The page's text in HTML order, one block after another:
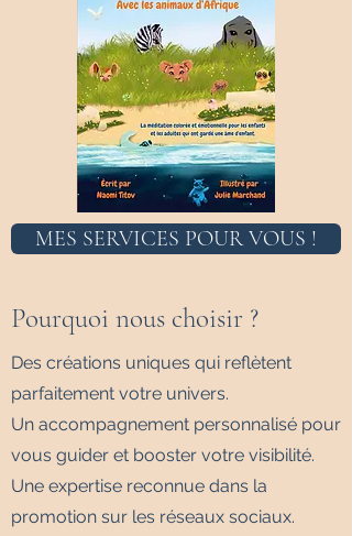
MES SERVICES POUR VOUS !
Pourquoi nous choisir ?
Des créations uniques qui reflètent
parfaitement votre univers.
Un accompagnement personnalisé pour
vous guider et booster votre visibilité.
Une expertise reconnue dans la
promotion sur les réseaux sociaux.